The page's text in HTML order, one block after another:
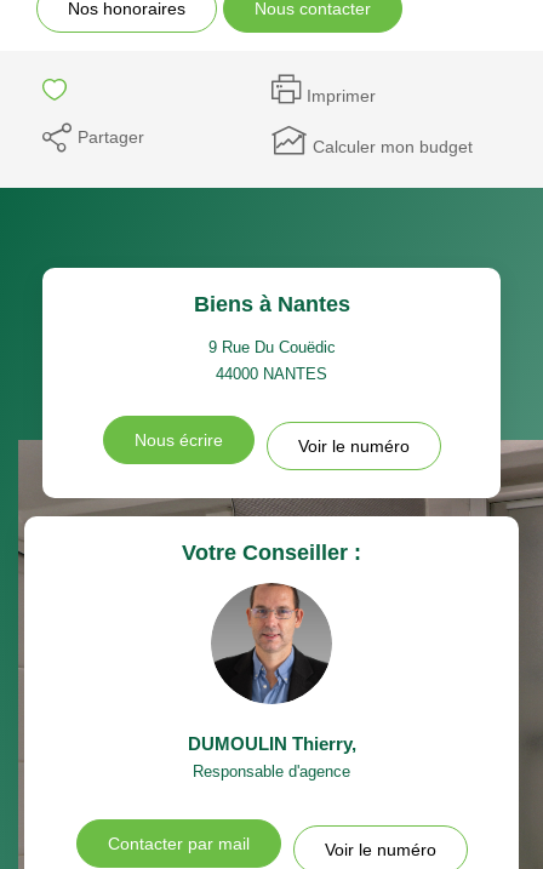
Nos honoraires Nous contacter
Imprimer
Partager Calculer mon budget
Biens à Nantes
9 Rue Du Couëdic
44000 NANTES
Nous écrire Voir le numéro
Votre Conseiller :
DUMOULIN Thierry,
Responsable d'agence
Contacter par mail Voir le numéro